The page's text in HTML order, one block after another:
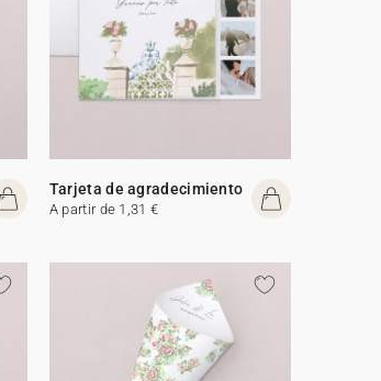
Tarjeta de agradecimiento
A partir de 1,31 €